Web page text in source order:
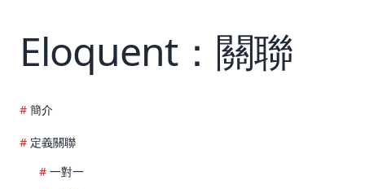
Eloquent：關聯
簡介
定義關聯
一對一